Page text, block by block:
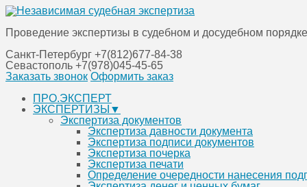
Проведение экспертизы в судебном и досудебном
Санкт-Петербург +7(812)677-84-38
Севастополь +7(978)045-45-65
Заказать звонок Оформить заказ
Перейти
содержанию
ПРО.ЭКСПЕРТ
ЭКСПЕРТИЗЫ▼
Экспертиза документов
Экспертиза давности документа
Экспертиза подписи документов
Экспертиза почерка
Экспертиза печати
Определение очередности нанесения